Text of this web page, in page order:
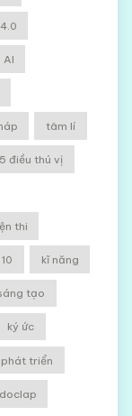
4.0
AI
tâm lí
điều thú vị
thi
kĩ năng
tạo
ký ức
phát triển